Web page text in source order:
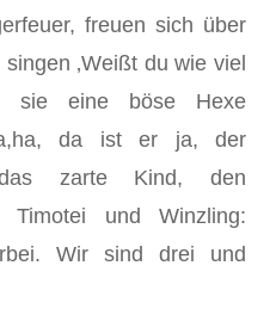
freuen sich über
‚Weißt du wie viel
sie eine böse Hexe
da ist er ja, der
zarte Kind, den
Timotei und Winzling:
Wir sind drei und